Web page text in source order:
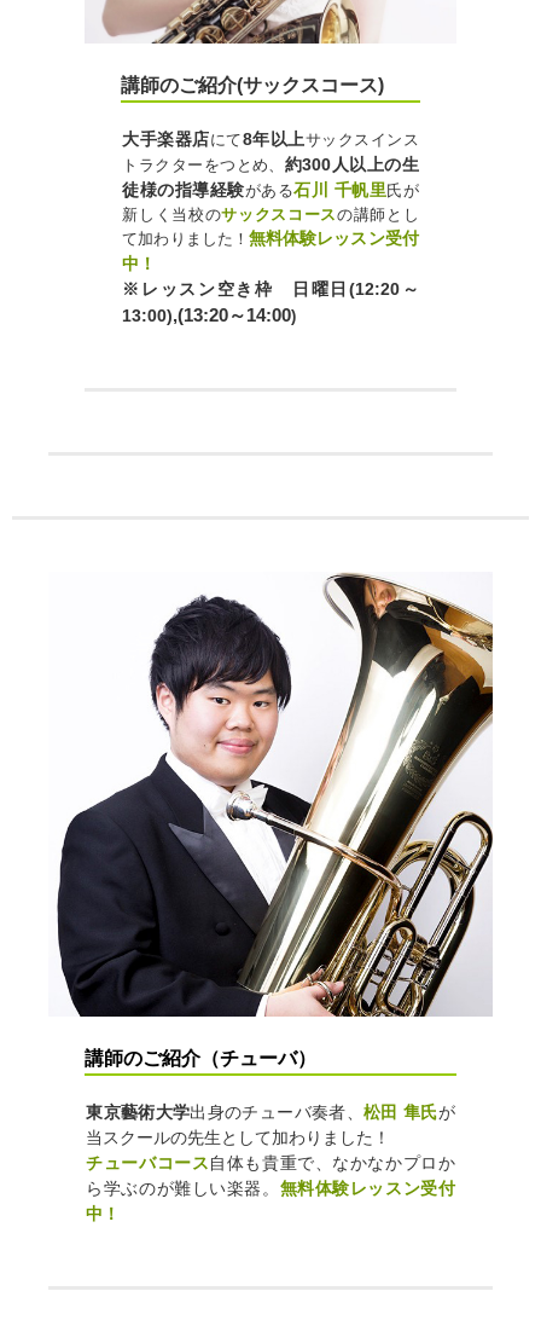
講師のご紹介(サックスコース)
大手楽器店にて8年以上サックスインス
トラクターをつとめ、 約300人以上の生
徒様の指導経験がある石川 千帆里氏が
新しく当校のサックスコースの講師とし
て加わりました！ 無料体験レッスン受付
中！
※レッスン空き枠 日曜日(12:20～
13:00),(13:20～14:00)
講師のご紹介（チューバ）
東京藝術大学出身のチューバ奏者、 松田 隼氏が
当スクールの先生として加わりました！
チューバコース自体も貴重で、なかなかプロか
ら学ぶのが難しい楽器。 無料体験レッスン受付
中！